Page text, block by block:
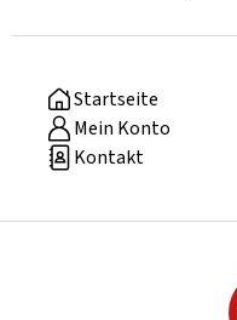
Startseite
Mein Konto
Kontakt